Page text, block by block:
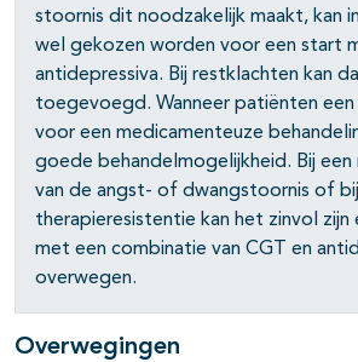
stoornis dit noodzakelijk maakt, kan
wel gekozen worden voor een start
antidepressiva. Bij restklachten kan
toegevoegd. Wanneer patiënten
voor een medicamenteuze
goede behandelmogelijkheid. Bij
van de angst- of dwangstoornis of bij
therapieresistentie kan het zinvol zijn
met een combinatie van CGT en
overwegen.
Overwegingen